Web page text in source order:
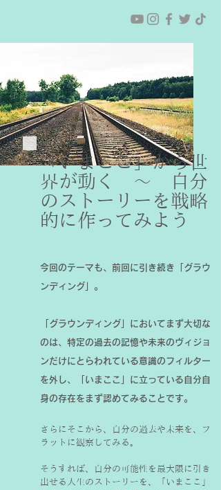
「いまここ」から世
界が動く 〜 自分
のストーリーを戦略
的に作ってみよう
今回のテーマも、前回に引き続き「グラウ
ンディング」。
「グラウンディング」においてまず大切な
のは、特定の過去の記憶や未来のヴィジョ
ンだけにとらわれている意識のフィルター
を外し、「いまここ」に立っている自分自
身の存在をまず認めてみることです。
さらにそこから、自分の過去や未来を、フ
ラットに観察してみる。
そうすれば、自分の可能性を最大限に引き
出せる人生のストーリーを、「いまここ」